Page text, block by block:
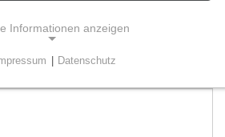
Informationen anzeigen
Datenschutz